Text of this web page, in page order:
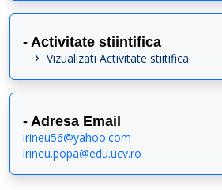
- Activitate stiintifica
Vizualizati Activitate stiitifica
- Adresa Email
irineu56@yahoo.com
irineu.popa@edu.ucv.ro